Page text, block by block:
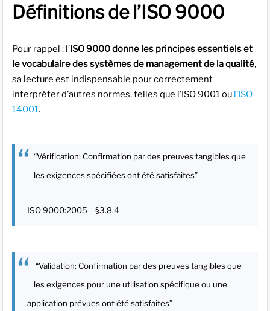
Définitions de l’ISO 9000
Pour rappel : l’ISO 9000 donne les principes essentiels et
le vocabulaire des systèmes de management de la qualité,
sa lecture est indispensable pour correctement
interpréter d’autres normes, telles que l’ISO 9001 ou l’ISO
14001.
“Vérification: Confirmation par des preuves tangibles que
les exigences spécifiées ont été satisfaites”
ISO 9000:2005 – §3.8.4
“Validation: Confirmation par des preuves tangibles que
les exigences pour une utilisation spécifique ou une
application prévues ont été satisfaites”